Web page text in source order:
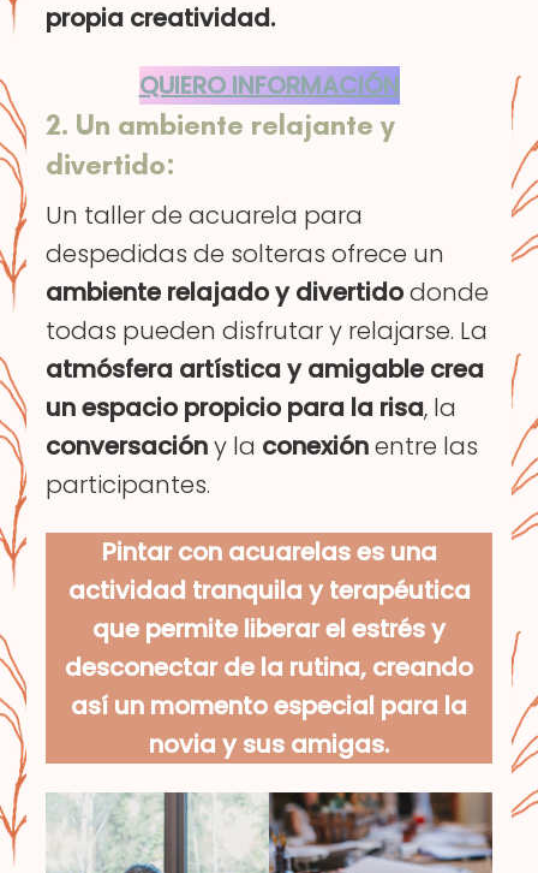
propia creatividad.
QUIERO INFORMACIÓN
2. Un ambiente relajante y
divertido:
Un taller de acuarela para
despedidas de solteras ofrece un
ambiente relajado y divertidodonde
todas pueden disfrutar y relajarse. La
atmósfera artística y amigable crea
un espacio propicio para la risa, la
conversacióny la conexiónentre las
participantes.
Pintar con acuarelas es una
actividad tranquila y terapéutica
que permite liberar el estrés y
desconectar de la rutina, creando
así un momento especial para la
novia y sus amigas.